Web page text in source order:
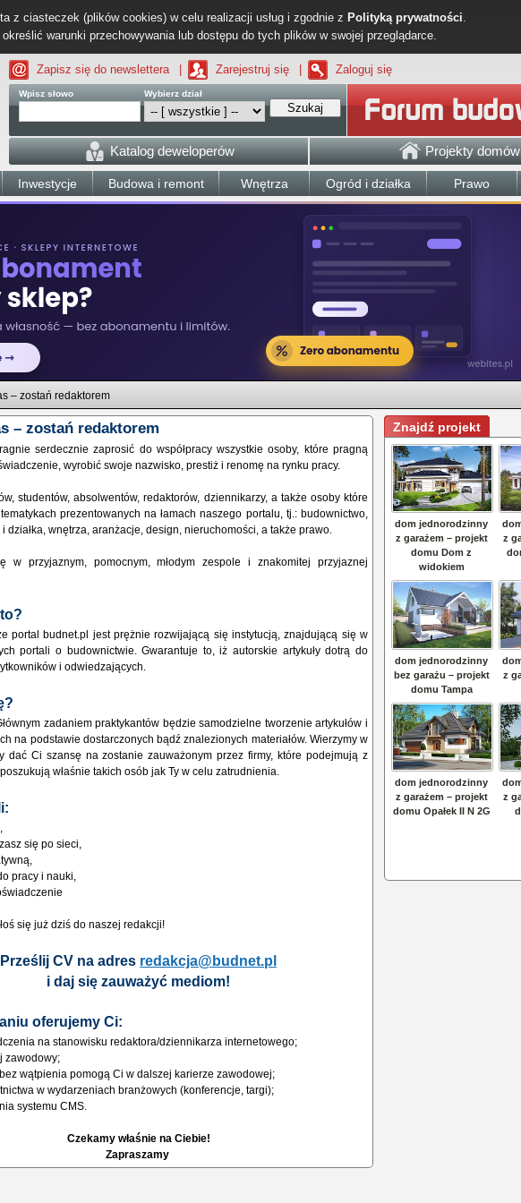
z ciasteczek (plików cookies) w celu realizacji usług i zgodnie z Polityką prywatności.
określić warunki przechowywania lub dostępu do tych plików w swojej przeglądarce.
Zapisz się do newslettera Zarejestruj się Zaloguj się
Wpisz słowo Wybierz dział
Szukaj
Katalog deweloperów Projekty domów
Inwestycje Budowa i remont Wnętrza Ogród i działka Prawo
– zostań redaktorem
– zostań redaktorem
serdecznie zaprosić do współpracy wszystkie osoby, które pragną
wyrobić swoje nazwisko, prestiż i renomę na rynku pracy.
studentów, absolwentów, redaktorów, dziennikarzy, a także osoby które
prezentowanych na łamach naszego portalu, tj.: budownictwo,
działka, wnętrza, aranżacje, design, nieruchomości, a także prawo.
w przyjaznym, pomocnym, młodym zespole i znakomitej przyjaznej
portal budnet.pl jest prężnie rozwijającą się instytucją, znajdującą się w
portali o budownictwie. Gwarantuje to, iż autorskie artykuły dotrą do
i odwiedzających.
zadaniem praktykantów będzie samodzielne tworzenie artykułów i
na podstawie dostarczonych bądź znalezionych materiałów. Wierzymy w
dać Ci szansę na zostanie zauważonym przez firmy, które podejmują z
właśnie takich osób jak Ty w celu zatrudnienia.
się po sieci,
pracy i nauki,
się już dziś do naszej redakcji!
Prześlij CV na adres redakcja@budnet.pl
i daj się zauważyć mediom!
oferujemy Ci:
na stanowisku redaktora/dziennikarza internetowego;
zawodowy;
wątpienia pomogą Ci w dalszej karierze zawodowej;
w wydarzeniach branżowych (konferencje, targi);
systemu CMS.
Czekamy właśnie na Ciebie!
Zapraszamy
Znajdź projekt